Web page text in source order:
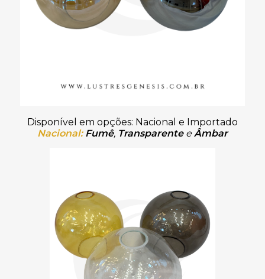
Disponível em opções: Nacional e Importado
Nacional: Fumê, Transparente eÂmbar